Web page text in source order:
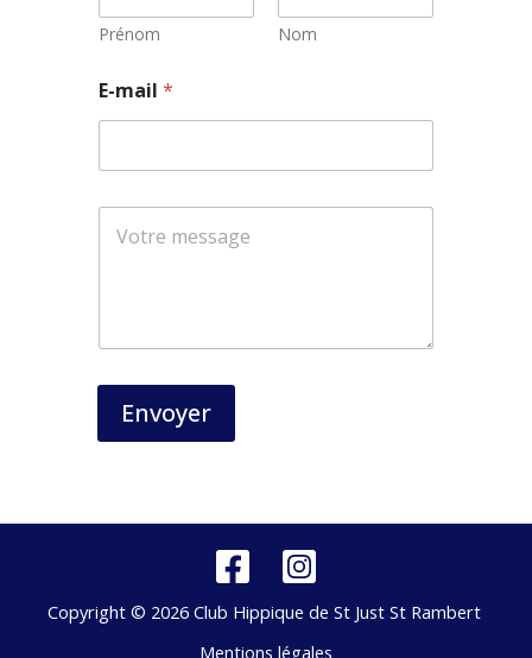
Prénom Nom
o
m
N
m
E-mail*
Envoyer
Copyright © 2026 Club Hippique de St Just St Rambert
Mentions légales